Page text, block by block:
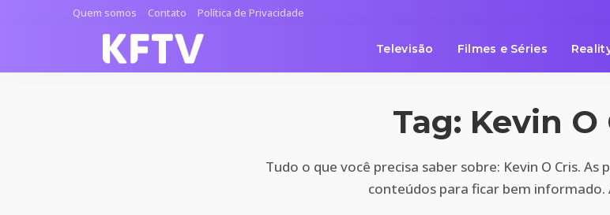
Quem somos Contato Política de Privacidade
Televisão Filmes e Séries
Tag: Kevin O
Tudo o que você precisa saber sobre: Kevin O Cris. As
conteúdos para ficar bem informado.